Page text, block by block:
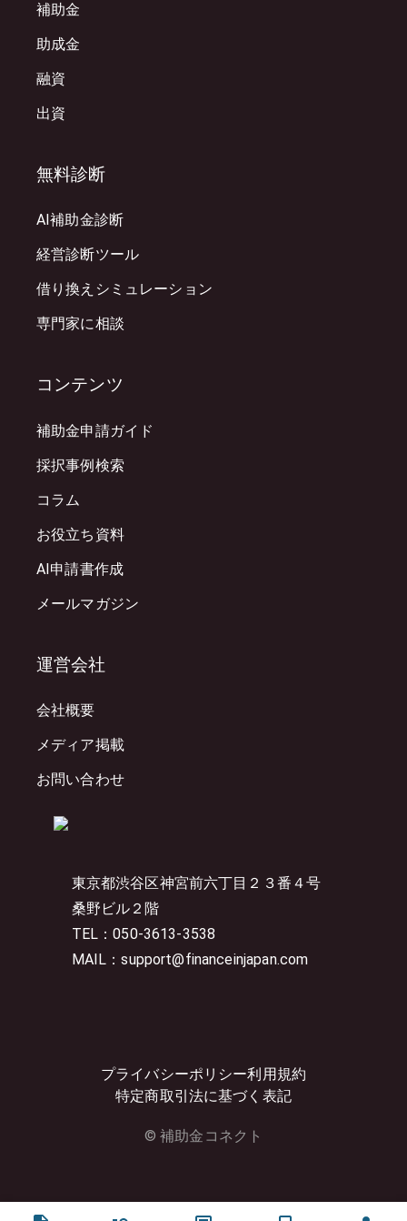
東京都渋谷区神宮前六丁目２３番４号
桑野ビル２階
TEL：050-3613-3538
MAIL：support@financeinjapan.com
プライバシーポリシー利用規約
特定商取引法に基づく表記
© 補助金コネクト
補助金
助成金
融資
出資
無料診断
AI補助金診断
経営診断ツール
借り換えシミュレーション
専門家に相談
コンテンツ
補助金申請ガイド
採択事例検索
コラム
お役立ち資料
AI申請書作成
メールマガジン
運営会社
会社概要
メディア掲載
お問い合わせ